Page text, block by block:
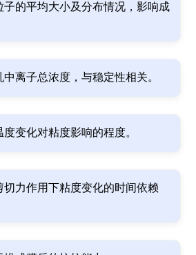
子的平均大小及分布情况，影响成
离子总浓度，与稳定性相关。
变化对粘度影响的程度。
切力作用下粘度变化的时间依赖